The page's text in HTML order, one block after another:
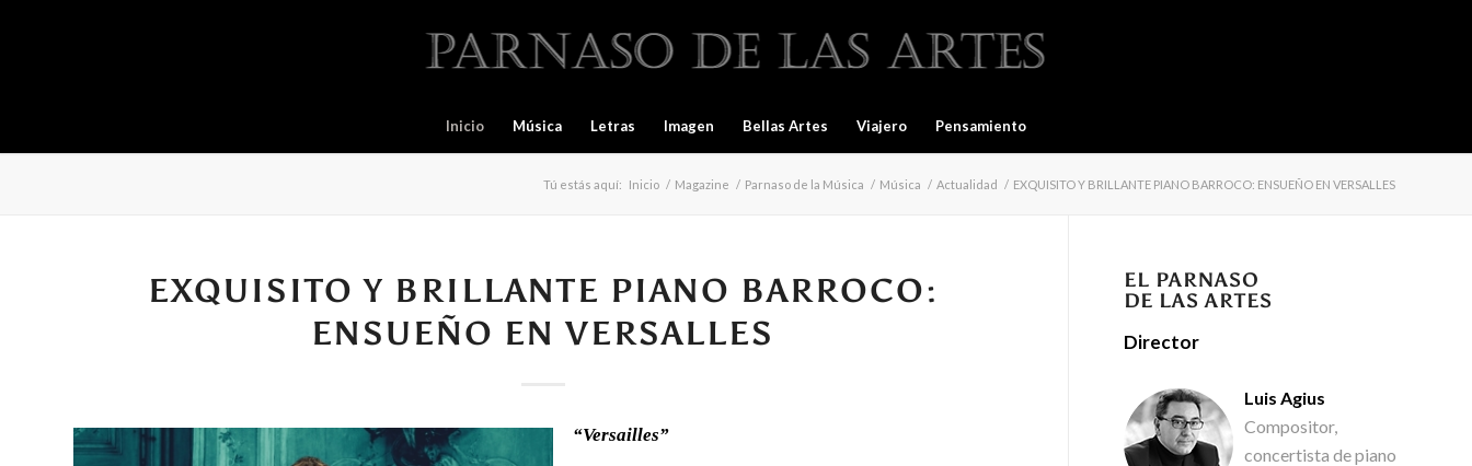
Inicio Música Letras Imagen Bellas Artes Viajero Pensamiento
Tú estás aquí: Inicio / Magazine / Parnaso de la Música / Música / Actualidad / EXQUISITO Y BRILLANTE PIANO BARROCO: ENSUEÑO EN VERSALLES
EXQUISITO Y BRILLANTE PIANO BARROCO:
ENSUEÑO EN VERSALLES
“Versailles”
EL PARNASO
DE LAS ARTES
Director
Luis Agius
Compositor,
concertista de piano